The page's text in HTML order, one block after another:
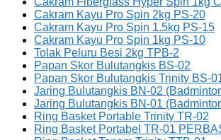
Cakram Kayu Pro Spin 2kg PS-20
Cakram Kayu Pro Spin 1.5kg PS-15
Cakram Kayu Pro Spin 1kg PS-10
Tolak Peluru Besi 2kg TPB-2
Papan Skor Bulutangkis BS-02
Papan Skor Bulutangkis Trinity BS-
Jaring Bulutangkis BN-02
Jaring Bulutangkis BN-01
Ring Basket Portable Trinity TR-02
Ring Basket Portabel TR-01